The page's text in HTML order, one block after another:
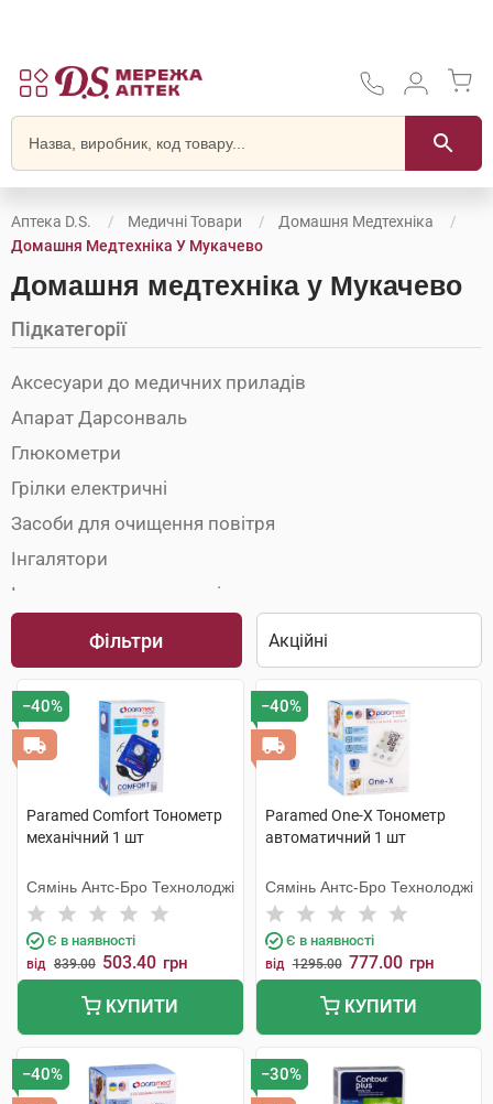
Аптека D.S. Медичні Товари
Домашня Медтехніка
Домашня Медтехніка У Мукачево
Домашня медтехніка у Мукачево
Підкатегорії
Аксесуари до медичних приладів
Апарат Дарсонваль
Глюкометри
Грілки електричні
Засоби для очищення повітря
Інгалятори
Інша домашня медтехніка
Масажери та аплікатори
Стетоскопи
Термометри
Термометри кімнатні
Тонометри
Фільтри
−40%
Paramed Comfort Тонометр
механічний 1 шт
Сямінь Антс-Бро Технолоджі
Є в наявності
від 839.00 503.40 грн
КУПИТИ
−40%
Paramed One-X Тонометр
автоматичний 1 шт
Сямінь Антс-Бро Технолоджі
Є в наявності
від 1295.00 777.00 грн
КУПИТИ
−40% −30%